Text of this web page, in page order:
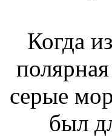
Когда
серые
был